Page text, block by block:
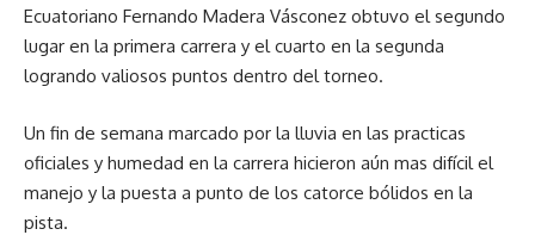
Ecuatoriano Fernando Madera Vásconez obtuvo el segundo
lugar en la primera carrera y el cuarto en la segunda
logrando valiosos puntos dentro del torneo.
Un fin de semana marcado por la lluvia en las practicas
oficiales y humedad en la carrera hicieron aún mas difícil el
manejo y la puesta a punto de los catorce bólidos en la
pista.